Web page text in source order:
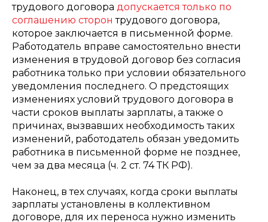
трудового договора допускается только по
соглашению сторон трудового договора,
которое заключается в письменной форме.
Работодатель вправе самостоятельно внести
изменения в трудовой договор без согласия
работника только при условии обязательного
уведомления последнего. О предстоящих
изменениях условий трудового договора в
части сроков выплаты зарплаты, а также о
причинах, вызвавших необходимость таких
изменений, работодатель обязан уведомить
работника в письменной форме не позднее,
чем за два месяца (ч. 2 ст. 74 ТК РФ).
Наконец, в тех случаях, когда сроки выплаты
зарплаты установлены в коллективном
договоре, для их переноса нужно изменить